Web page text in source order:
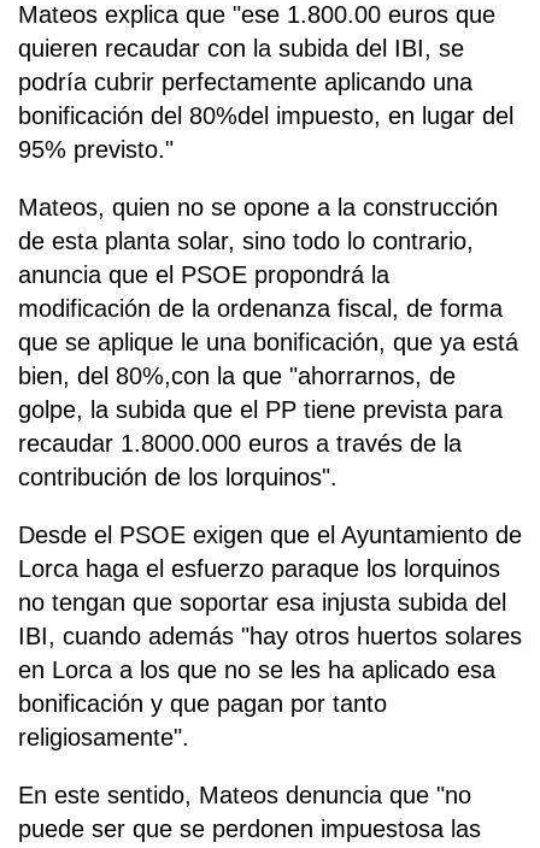
Mateos explica que "ese 1.800.00 euros que
quieren recaudar con la subida del IBI, se
podría cubrir perfectamente aplicando una
bonificación del 80%del impuesto, en lugar del
95% previsto."
Mateos, quien no se opone a la construcción
de esta planta solar, sino todo lo contrario,
anuncia que el PSOE propondrá la
modificación de la ordenanza fiscal, de forma
que se aplique le una bonificación, que ya está
bien, del 80%,con la que "ahorrarnos, de
golpe, la subida que el PP tiene prevista para
recaudar 1.8000.000 euros a través de la
contribución de los lorquinos".
Desde el PSOE exigen que el Ayuntamiento de
Lorca haga el esfuerzo paraque los lorquinos
no tengan que soportar esa injusta subida del
IBI, cuando además "hay otros huertos solares
en Lorca a los que no se les ha aplicado esa
bonificación y que pagan por tanto
religiosamente".
En este sentido, Mateos denuncia que "no
puede ser que se perdonen impuestosa las